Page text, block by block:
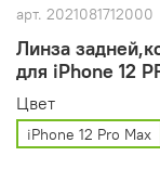
арт. 2021081712000
Линза
для iPhone 12
Цвет
iPhone 12 Pro Max